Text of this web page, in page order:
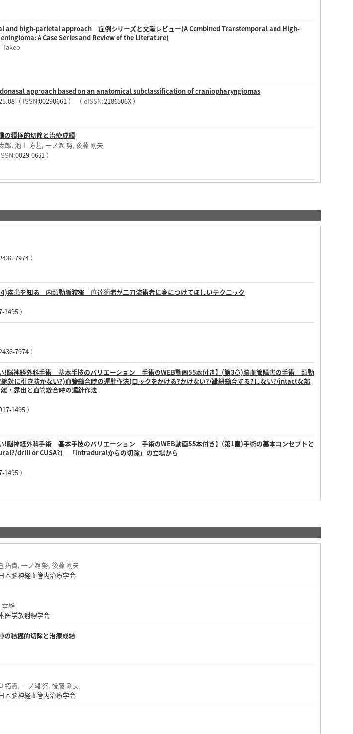
and high-parietal approach 症例シリーズと文献レビュー(A Combined Transtemporal and High-
A Case Series and Review of the Literature)
approach based on an anatomical subclassification of craniopharyngiomas
（ ISSN:00290661） （ eISSN:2186506X）
の積極的切除と治療成績
郎, 池上 方基, 一ノ瀬 努, 後藤 剛夫
0029-0661）
7974）
4)疾患を知る 内頸動脈狭窄 直達術者が二刀流術者に身につけてほしいテクニック
1495）
7974）
い!脳神経外科手術 基本手技のバリエーション 手術のWEB動画55本付き】(第3章)脳血管障害の手術 頸動
対に引き抜かない?)血管縫合時の運針作法(ロックをかける?かけない?/靴紐縫合する?しない?/intactな部
・露出と血管縫合時の運針作法
1495）
!脳神経外科手術 基本手技のバリエーション 手術のWEB動画55本付き】(第1章)手術の基本コンセプトと
drill or CUSA?) 「Intraduralからの切除」の立場から
1495）
拓貴, 一ノ瀬 努, 後藤 剛夫
本脳神経血管内治療学会
幸雄
医学放射線学会
の積極的切除と治療成績
拓貴, 一ノ瀬 努, 後藤 剛夫
本脳神経血管内治療学会